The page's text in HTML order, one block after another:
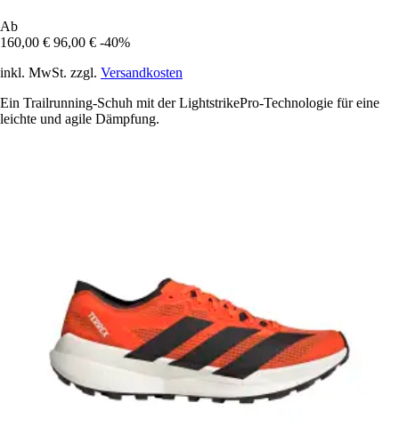
Ab
160,00 € 96,00 € -40%
inkl. MwSt. zzgl. Versandkosten
Ein Trailrunning-Schuh mit der LightstrikePro-Technologie für eine
leichte und agile Dämpfung.